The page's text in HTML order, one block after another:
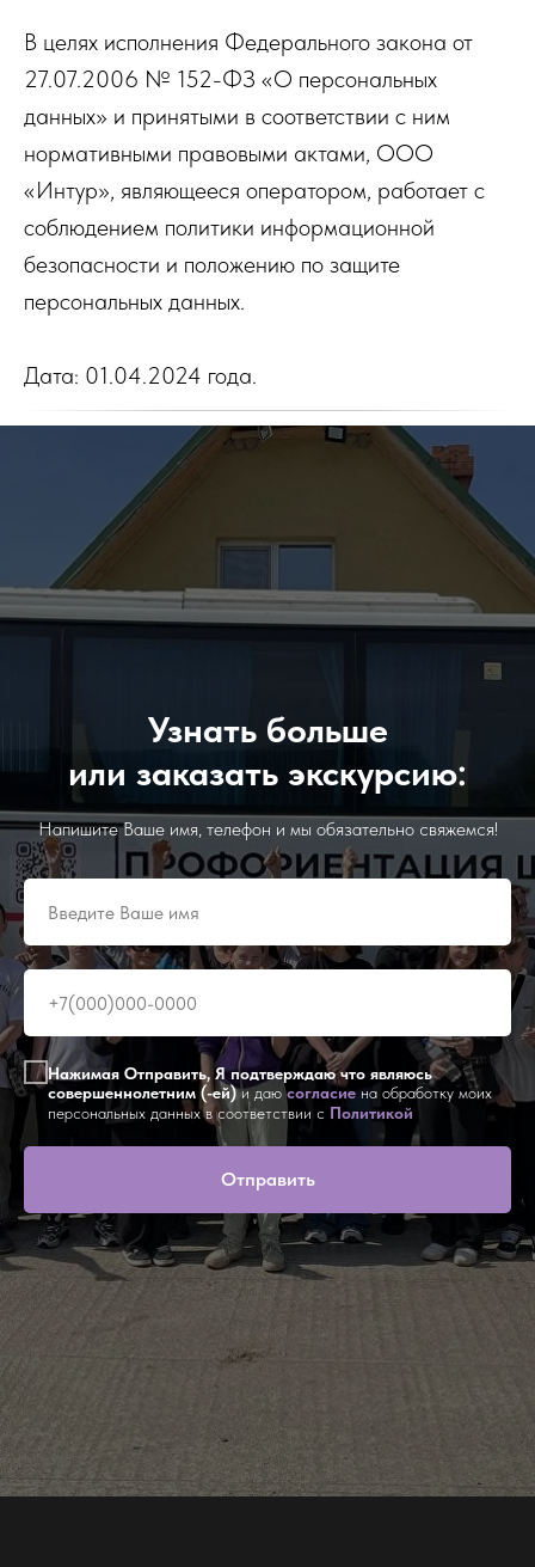
В целях исполнения Федерального закона от
27.07.2006 № 152-ФЗ «О персональных
данных» и принятыми в соответствии с ним
нормативными правовыми актами, ООО
«Интур», являющееся оператором, работает с
соблюдением политики информационной
безопасности и положению по защите
персональных данных.
Дата: 01.04.2024 года.
Узнать больше
или заказать экскурсию:
Напишите Ваше имя, телефон и мы обязательно свяжемся!
Нажимая Отправить, Я подтверждаю что являюсь
совершеннолетним (-ей)и даюсогласиена обработку моих
персональных данных в соответствии с Политикой
Отправить